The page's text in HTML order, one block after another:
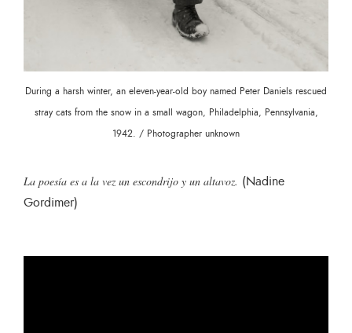
During a harsh winter, an eleven-year-old boy named Peter Daniels rescued
stray cats from the snow in a small wagon, Philadelphia, Pennsylvania,
1942. / Photographer unknown
La poesía es a la vez un escondrijo y un altavoz. (Nadine
Gordimer)